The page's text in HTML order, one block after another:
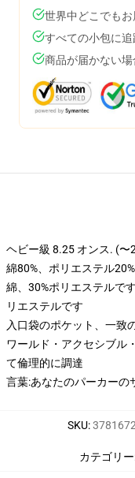
世界中どこでもお
すべての小包に
商品が届かない
ヘビー級 8.25 オンス. (〜
綿80%、ポリエステル
綿、30%ポリエステルで
リエステルです
入口袋のポケット、一致
ワールド・アクセシブル
て倫理的に調達
言葉:あなたのパーカーの
SKU:
カテゴリー